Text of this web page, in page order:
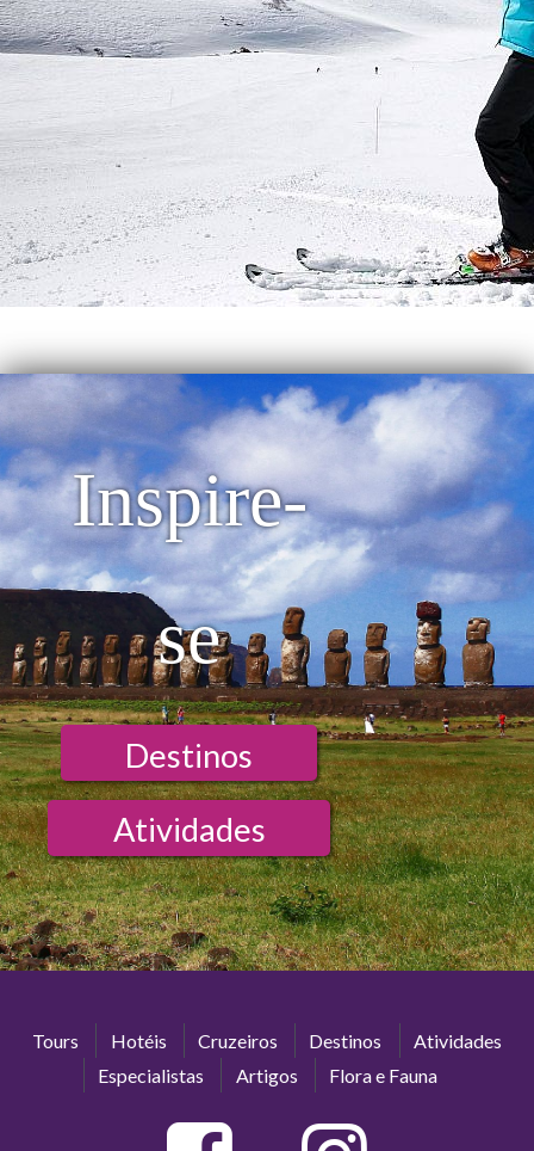
Inspire-
se
Destinos
Atividades
Tours Hotéis Cruzeiros Destinos
Atividades
Especialistas
Artigos Flora e Fauna